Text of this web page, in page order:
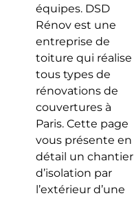
équipes. DSD
Rénov est une
entreprise de
toiture qui réalise
tous types de
rénovations de
couvertures à
Paris. Cette page
vous présente en
détail un chantier
d’isolation par
l’extérieur d’une